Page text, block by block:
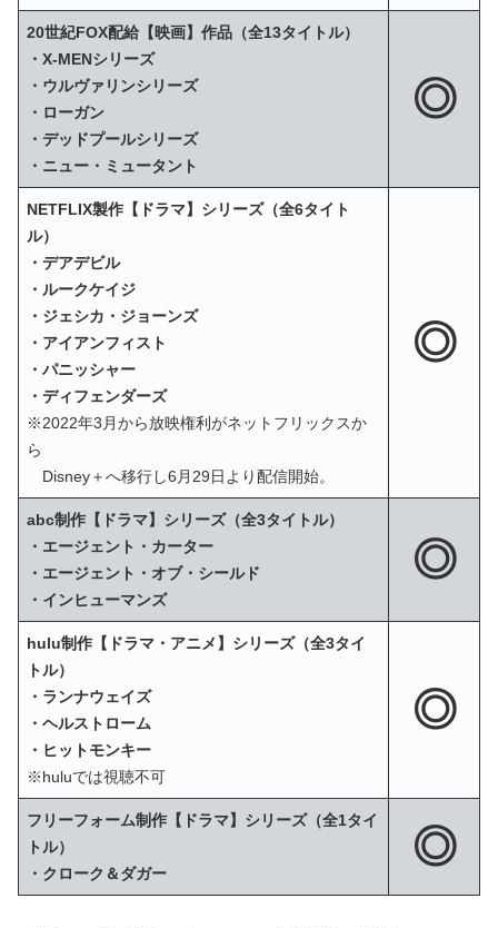
20世紀FOX配給【映画】作品（全13タイトル）
・X‐MENシリーズ
・ウルヴァリンシリーズ
・ローガン
・デッドプールシリーズ
・ニュー・ミュータント
◎
NETFLIX製作【ドラマ】シリーズ（全6タイト
ル）
・デアデビル
・ルークケイジ
・ジェシカ・ジョーンズ
・アイアンフィスト
・パニッシャー
・ディフェンダーズ
※2022年3月から放映権利がネットフリックスか
ら
Disney＋へ移行し6月29日より配信開始。
◎
abc制作【ドラマ】シリーズ（全3タイトル）
・エージェント・カーター
・エージェント・オブ・シールド
・インヒューマンズ
◎
hulu制作【ドラマ・アニメ】シリーズ（全3タイ
トル）
・ランナウェイズ
・ヘルストローム
・ヒットモンキー
※huluでは視聴不可
◎
フリーフォーム制作【ドラマ】シリーズ（全1タイ
トル）
・クローク＆ダガー
◎